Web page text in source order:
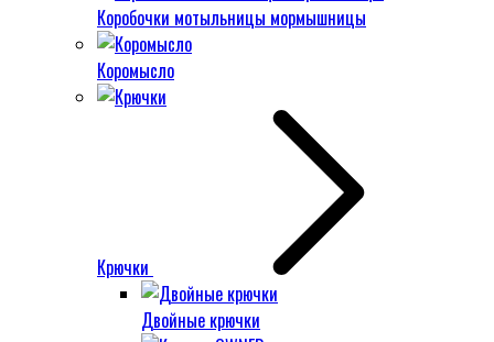
Коробочки мотыльницы мормышницы
Коромысло
Крючки
Двойные крючки